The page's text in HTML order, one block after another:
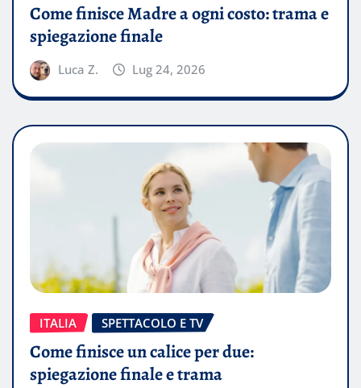
Come finisce Madre a ogni costo: trama e
spiegazione finale
Luca Z. Lug 24, 2026
ITALIA SPETTACOLO E TV
Come finisce un calice per due:
spiegazione finale e trama